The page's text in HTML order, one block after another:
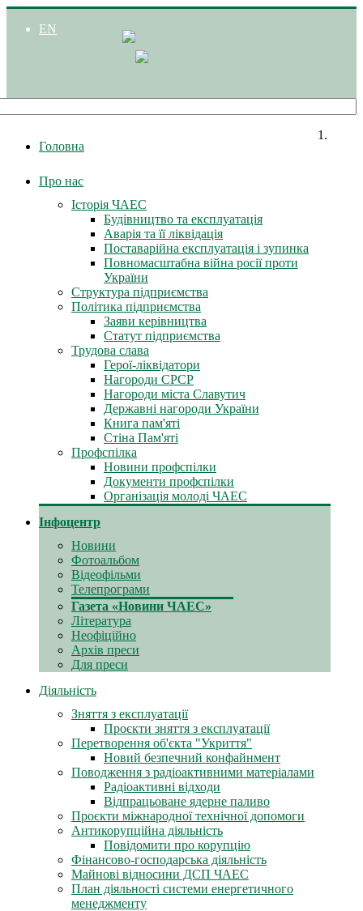
EN
Головна
Про нас
Історія ЧАЕС
Будівництво та експлуатація
Аварія та її ліквідація
Поставарійна експлуатація і зупинка
Повномасштабна війна росії проти
України
Структура підприємства
Політика підприємства
Заяви керівництва
Статут підприємства
Трудова слава
Герої-ліквідатори
Нагороди СРСР
Нагороди міста Славутич
Державні нагороди України
Книга пам'яті
Стіна Пам'яті
Профспілка
Новини профспілки
Документи профспілки
Організація молоді ЧАЕС
Інфоцентр
Новини
Фотоальбом
Відеофільми
Телепрограми
Газета «Новини ЧАЕС»
Література
Неофіційно
Архів преси
Для преси
Діяльність
Зняття з експлуатації
Проєкти зняття з експлуатації
Перетворення об'єкта "Укриття"
Новий безпечний конфайнмент
Поводження з радіоактивними матеріалами
Радіоактивні відходи
Відпрацьоване ядерне паливо
Проєкти міжнародної технічної допомоги
Антикорупційна діяльність
Повідомити про корупцію
Фінансово-господарська діяльність
Майнові відносини ДСП ЧАЕС
План діяльності системи енергетичного
менеджменту